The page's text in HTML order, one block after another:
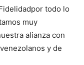
todo lo
muy
alianza con
y de